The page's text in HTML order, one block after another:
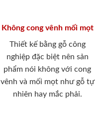
Không cong vênh mối mọt
Thiết kế bằng gỗ công
nghiệp đặc biệt nên sản
phẩm nói không với cong
vênh và mối mọt như gỗ tự
nhiên hay mắc phải.